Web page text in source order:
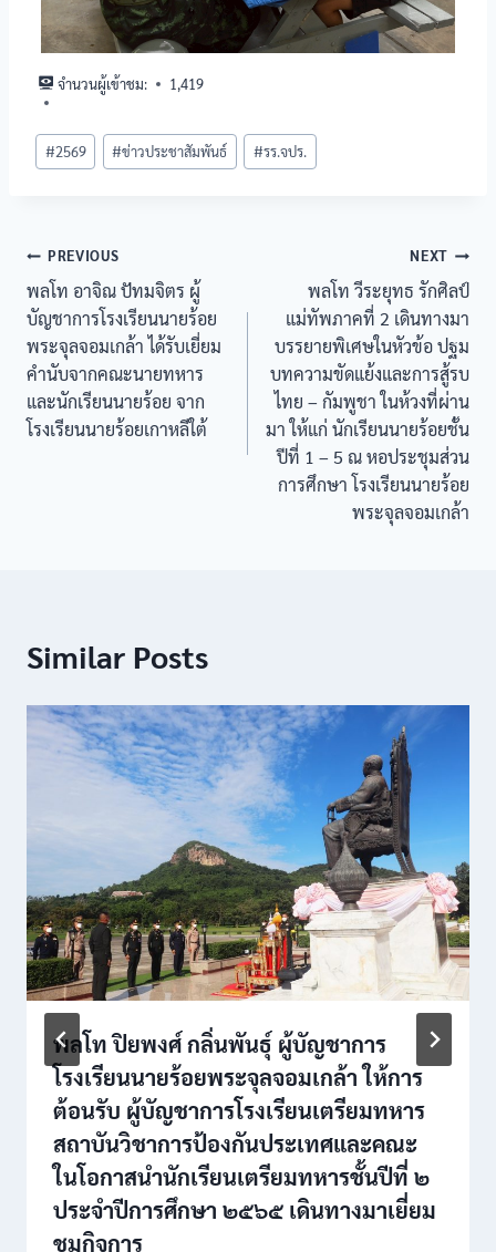
จำนวนผู้เข้าชม: 1,419
#2569 #ข่าวประชาสัมพันธ์ #รร.จปร.
PREVIOUS
พลโท อาจิณ ปัทมจิตร ผู้
บัญชาการโรงเรียนนายร้อย
พระจุลจอมเกล้า ได้รับเยี่ยม
คำนับจากคณะนายทหาร
และนักเรียนนายร้อย จาก
โรงเรียนนายร้อยเกาหลีใต้
NEXT
พลโท วีระยุทธ รักศิลป์
แม่ทัพภาคที่ 2 เดินทางมา
บรรยายพิเศษในหัวข้อ ปฐม
บทความขัดแย้งและการสู้รบ
ไทย – กัมพูชา ในห้วงที่ผ่าน
มา ให้แก่ นักเรียนนายร้อยชั้น
ปีที่ 1 – 5 ณ หอประชุมส่วน
การศึกษา โรงเรียนนายร้อย
พระจุลจอมเกล้า
Similar Posts
พลโท ปิยพงศ์ กลิ่นพันธุ์ ผู้บัญชาการ
โรงเรียนนายร้อยพระจุลจอมเกล้า ให้การ
ต้อนรับ ผู้บัญชาการโรงเรียนเตรียมทหาร
สถาบันวิชาการป้องกันประเทศและคณะ
ในโอกาสนำนักเรียนเตรียมทหารชั้นปีที่ ๒
ประจำปีการศึกษา ๒๕๖๕ เดินทางมาเยี่ยม
ชมกิจการ